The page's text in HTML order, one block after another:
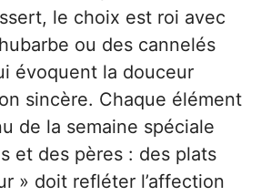
le choix est roi avec
ou des cannelés
évoquent la douceur
sincère. Chaque élément
de la semaine spéciale
et des pères : des plats
» doit refléter l’affection